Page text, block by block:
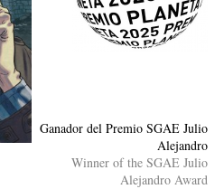
Ganador del Premio SGAE Julio
Alejandro
Winner of the SGAE Julio
Alejandro Award